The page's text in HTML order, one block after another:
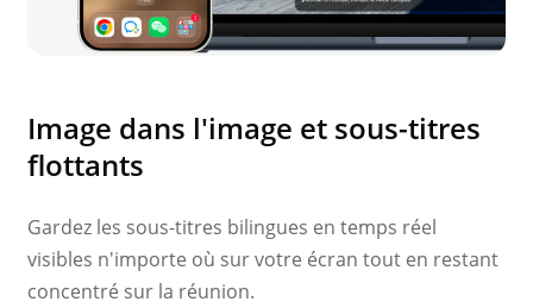
Image dans l'image et sous-titres
flottants
Gardez les sous-titres bilingues en temps réel
visibles n'importe où sur votre écran tout en restant
concentré sur la réunion.